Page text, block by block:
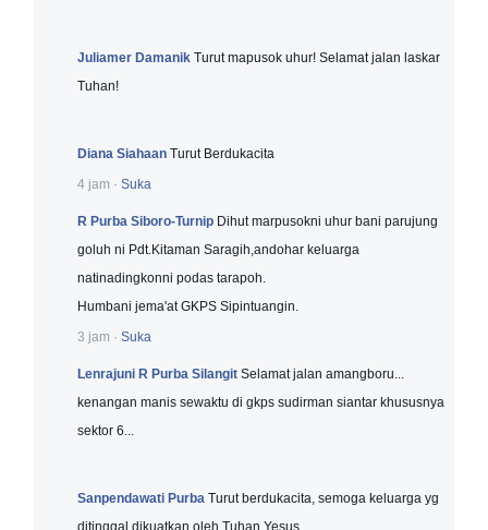
Juliamer Damanik Turut mapusok uhur! Selamat jalan laskar
Tuhan!
Diana Siahaan Turut Berdukacita
4 jam ·Suka
R Purba Siboro-Turnip Dihut marpusokni uhur bani parujung
goluh ni Pdt.Kitaman Saragih,andohar keluarga
natinadingkonni podas tarapoh.
Humbani jema'at GKPS Sipintuangin.
3 jam ·Suka
Lenrajuni R Purba Silangit Selamat jalan amangboru...
kenangan manis sewaktu di gkps sudirman siantar khususnya
sektor 6...
Sanpendawati Purba Turut berdukacita, semoga keluarga yg
ditinggal dikuatkan oleh Tuhan Yesus